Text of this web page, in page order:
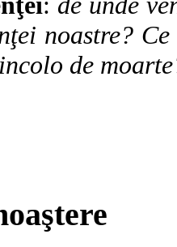
noastre?
de